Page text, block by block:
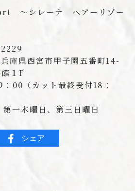
～シレーナ ヘアーリゾー
県西宮市甲子園五番町14-
１F
00（カット最終受付18：
一木曜日、第三日曜日
シェア